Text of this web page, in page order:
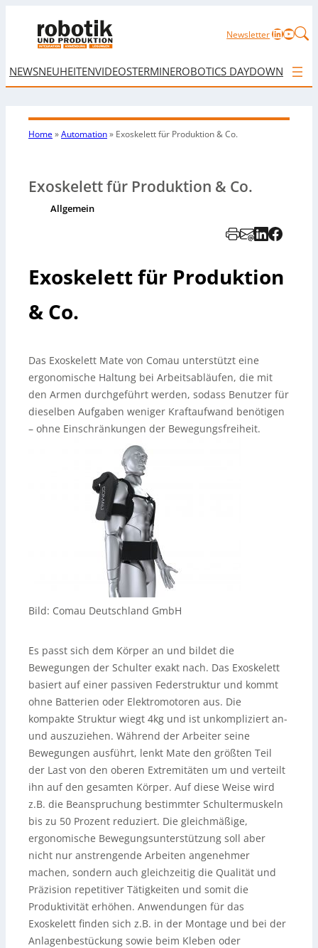
NewsletterLinkedIn
NEWSNEUHEITENVIDEOSTERMINEROBOTICS DAYDOWNLOAD
Home»Automation» Exoskelett für Produktion & Co.
Exoskelett für Produktion & Co.
Allgemein
Exoskelett für Produktion
& Co.
Das Exoskelett Mate von Comau unterstützt eine
ergonomische Haltung bei Arbeitsabläufen, die mit
den Armen durchgeführt werden, sodass Benutzer für
dieselben Aufgaben weniger Kraftaufwand benötigen
– ohne Einschränkungen der Bewegungsfreiheit.
Bild: Comau Deutschland GmbH
Es passt sich dem Körper an und bildet die
Bewegungen der Schulter exakt nach. Das Exoskelett
basiert auf einer passiven Federstruktur und kommt
ohne Batterien oder Elektromotoren aus. Die
kompakte Struktur wiegt 4kg und ist unkompliziert an-
und auszuziehen. Während der Arbeiter seine
Bewegungen ausführt, lenkt Mate den größten Teil
der Last von den oberen Extremitäten um und verteilt
ihn auf den gesamten Körper. Auf diese Weise wird
z.B. die Beanspruchung bestimmter Schultermuskeln
bis zu 50 Prozent reduziert. Die gleichmäßige,
ergonomische Bewegungsunterstützung soll aber
nicht nur anstrengende Arbeiten angenehmer
machen, sondern auch gleichzeitig die Qualität und
Präzision repetitiver Tätigkeiten und somit die
Produktivität erhöhen. Anwendungen für das
Exoskelett finden sich z.B. in der Montage und bei der
Anlagenbestückung sowie beim Kleben oder